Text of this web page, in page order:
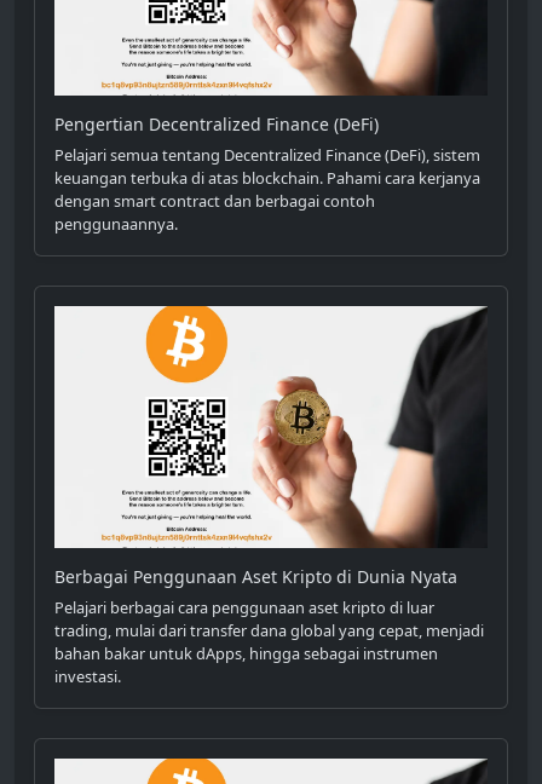
Pengertian Decentralized Finance (DeFi)
Pelajari semua tentang Decentralized Finance (DeFi), sistem
keuangan terbuka di atas blockchain. Pahami cara kerjanya
dengan smart contract dan berbagai contoh
penggunaannya.
Berbagai Penggunaan Aset Kripto di Dunia Nyata
Pelajari berbagai cara penggunaan aset kripto di luar
trading, mulai dari transfer dana global yang cepat, menjadi
bahan bakar untuk dApps, hingga sebagai instrumen
investasi.